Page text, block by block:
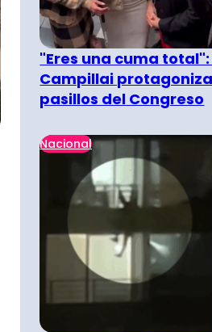
"Eres una cuma
Campillai
pasillos del Congreso
Nacional